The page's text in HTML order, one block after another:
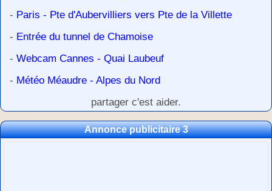
- Paris - Pte d'Aubervilliers vers Pte de la Villette
- Entrée du tunnel de Chamoise
- Webcam Cannes - Quai Laubeuf
- Météo Méaudre - Alpes du Nord
partager c'est aider.
Annonce publicitaire 3